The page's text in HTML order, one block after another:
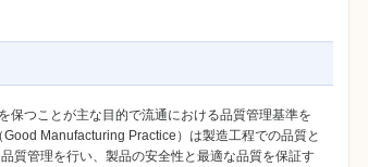
つことが主な目的で流通における品質管理基準を
Manufacturing Practice）は製造工程での品質と
質管理を行い、製品の安全性と最適な品質を保証す